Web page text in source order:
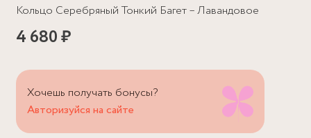
Кольцо Серебряный Тонкий Багет – Лавандовое
4 680 ₽
Хочешь получать бонусы?
Авторизуйся на сайте